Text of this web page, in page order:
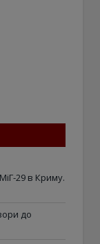
29 в Криму.
до